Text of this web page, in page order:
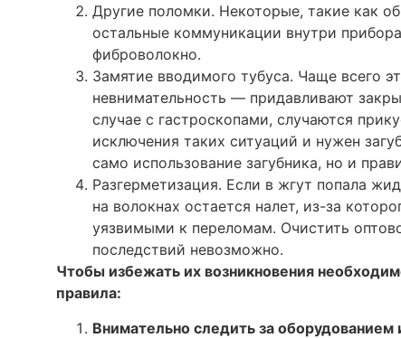
Другие поломки. Некоторые, такие как
остальные коммуникации внутри
фиброволокно.
Замятие вводимого тубуса. Чаще всего
невнимательность — придавливают
случае с гастроскопами, случаются
исключения таких ситуаций и нужен
само использование загубника, но и
Разгерметизация. Если в жгут попала
на волокнах остается налет, из-за
уязвимыми к переломам. Очистить
последствий невозможно.
Чтобы избежать их возникновения
правила:
Внимательно следить за